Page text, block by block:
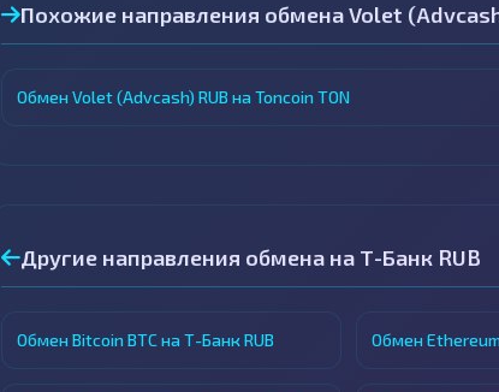
Похожие направления обмена Volet
Обмен Volet (Advcash) RUB на Toncoin TON
Другие направления обмена на Т-Банк RUB
Обмен Bitcoin BTC на Т-Банк RUB Обмен